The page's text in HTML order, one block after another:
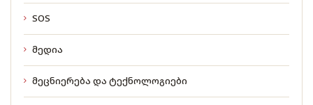
SOS
მედია
მეცნიერება და ტექნოლოგიები